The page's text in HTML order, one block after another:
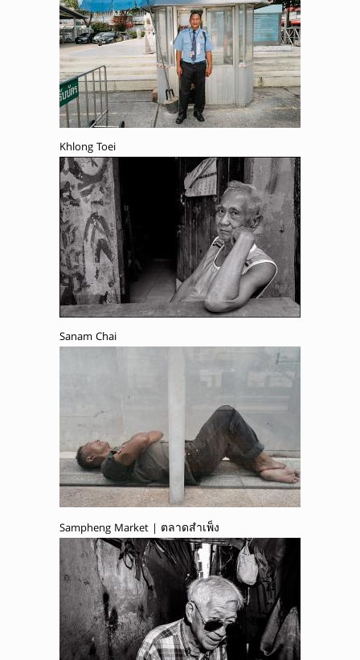
Khlong Toei
Sanam Chai
Sampheng Market | ตลาดสำเพ็ง